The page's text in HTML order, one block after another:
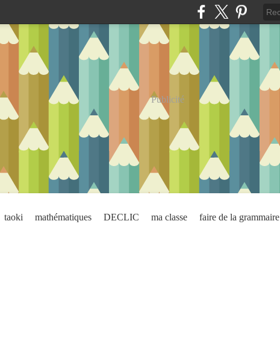
Publicité
taoki mathématiques DECLIC ma classe faire de la grammaire